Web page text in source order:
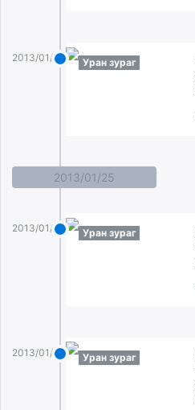
2013/01/27 Уран зураг
2013/01/25
2013/01/25 Уран зураг
2013/01/25 Уран зураг